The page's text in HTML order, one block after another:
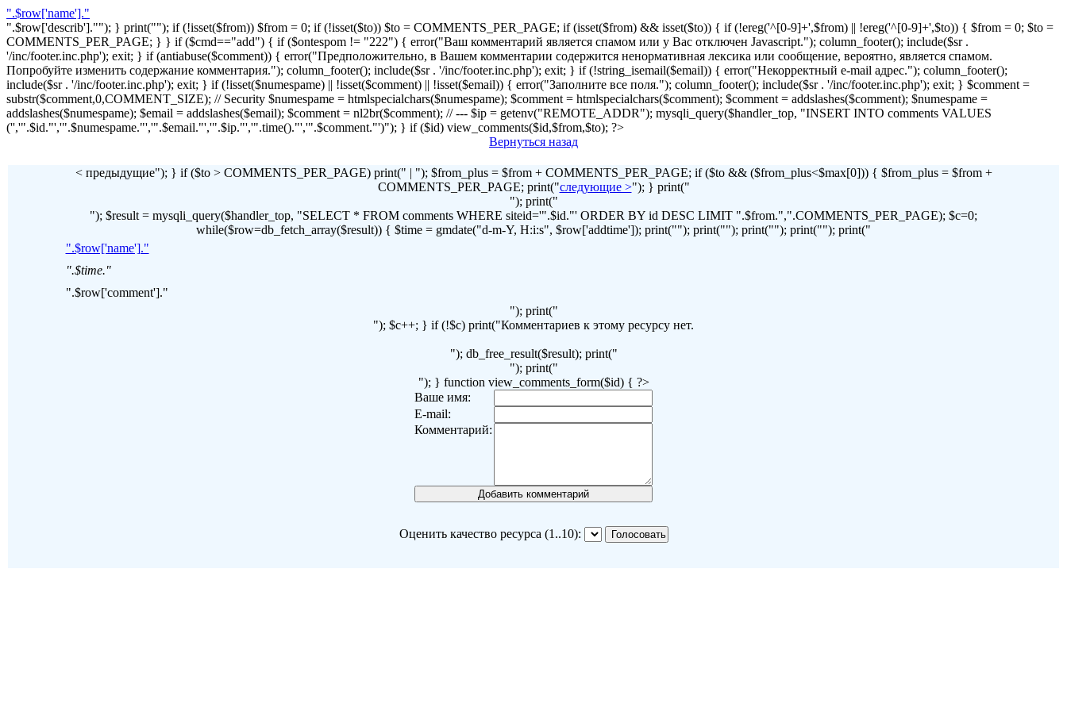
".$row['name']."
".$row['describ'].""); } print(""); if (!isset($from)) $from = 0; if (!isset($to)) $to = COMMENTS_PER_PAGE; if (isset($from) && isset($to)) { if (!ereg('^[0-9]+',$from) || !ereg('^[0-9]+',$to)) { $from = 0; $to =
COMMENTS_PER_PAGE; } } if ($cmd=="add") { if ($ontespom != "222") { error("Ваш комментарий является спамом или у Вас отключен Javascript."); column_footer(); include($sr .
'/inc/footer.inc.php'); exit; } if (antiabuse($comment)) { error("Предположительно, в Вашем комментарии содержится ненормативная лексика или сообщение, вероятно, является спамом.
Попробуйте изменить содержание комментария."); column_footer(); include($sr . '/inc/footer.inc.php'); exit; } if (!string_isemail($email)) { error("Некорректный e-mail адрес."); column_footer();
include($sr . '/inc/footer.inc.php'); exit; } if (!isset($numespame) || !isset($comment) || !isset($email)) { error("Заполните все поля."); column_footer(); include($sr . '/inc/footer.inc.php'); exit; } $comment =
substr($comment,0,COMMENT_SIZE); // Security $numespame = htmlspecialchars($numespame); $comment = htmlspecialchars($comment); $comment = addslashes($comment); $numespame =
addslashes($numespame); $email = addslashes($email); $comment = nl2br($comment); // --- $ip = getenv("REMOTE_ADDR"); mysqli_query($handler_top, "INSERT INTO comments VALUES
('','".$id."','".$numespame."','".$email."','".$ip."','".time()."','".$comment."')"); } if ($id) view_comments($id,$from,$to); ?>
Вернуться назад
< предыдущие"); } if ($to > COMMENTS_PER_PAGE) print(" | "); $from_plus = $from + COMMENTS_PER_PAGE; if ($to && ($from_plus<$max[0])) { $from_plus = $from +
COMMENTS_PER_PAGE; print("следующие >"); } print("
"); print("
"); $result = mysqli_query($handler_top, "SELECT * FROM comments WHERE siteid='".$id."' ORDER BY id DESC LIMIT ".$from.",".COMMENTS_PER_PAGE); $c=0;
while($row=db_fetch_array($result)) { $time = gmdate("d-m-Y, H:i:s", $row['addtime']); print(""); print(""); print(""); print(""); print("
".$row['name']."
".$time."
".$row['comment']."
"); print("
"); $c++; } if (!$c) print("Комментариев к этому ресурсу нет.
"); db_free_result($result); print("
"); print("
"); } function view_comments_form($id) { ?>
Ваше имя:
E-mail:
Комментарий:
Оценить качество ресурса (1..10):